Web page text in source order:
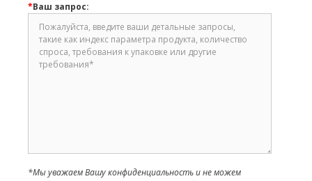
*Ваш запрос:
*Мы уважаем Вашу конфиденциальность и не можем